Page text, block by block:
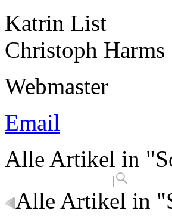
Katrin List
Christoph Harms
Webmaster
Email
Alle Artikel in
Alle Artikel in